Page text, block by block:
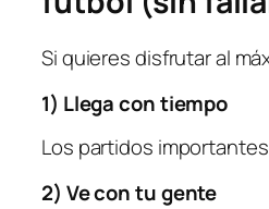
Si quieres disfrutar al
1) Llega con tiempo
Los partidos
2) Ve con tu gente